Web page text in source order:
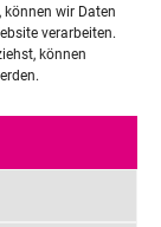
wir Daten
verarbeiten.
können